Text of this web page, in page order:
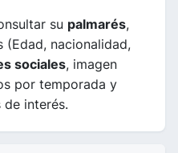
su palmarés,
(Edad, nacionalidad,
sociales, imagen
por temporada y
interés.